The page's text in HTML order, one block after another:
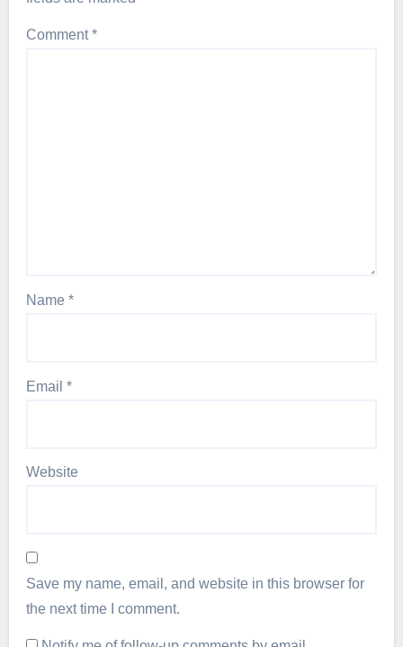
Comment*
Name *
Email *
Website
Save my name, email, and website in this browser for
the next time I comment.